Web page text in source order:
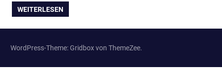
WEITERLESEN
WordPress-Theme: Gridbox von ThemeZee.